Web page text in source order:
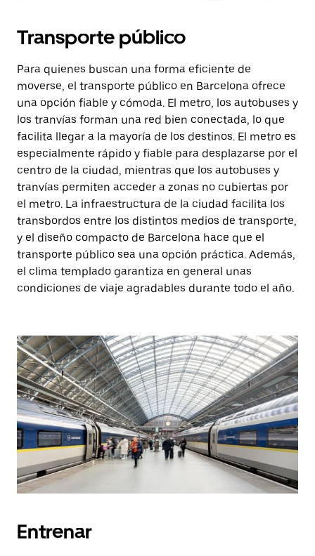
Transporte público
Para quienes buscan una forma eficiente de
moverse, el transporte público en Barcelona ofrece
una opción fiable y cómoda. El metro, los autobuses y
los tranvías forman una red bien conectada, lo que
facilita llegar a la mayoría de los destinos. El metro es
especialmente rápido y fiable para desplazarse por el
centro de la ciudad, mientras que los autobuses y
tranvías permiten acceder a zonas no cubiertas por
el metro. La infraestructura de la ciudad facilita los
transbordos entre los distintos medios de transporte,
y el diseño compacto de Barcelona hace que el
transporte público sea una opción práctica. Además,
el clima templado garantiza en general unas
condiciones de viaje agradables durante todo el año.
Entrenar